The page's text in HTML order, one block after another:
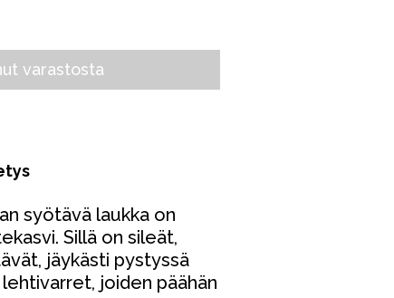
varastosta
syötävä laukka on
Sillä on sileät,
jäykästi pystyssä
joiden päähän